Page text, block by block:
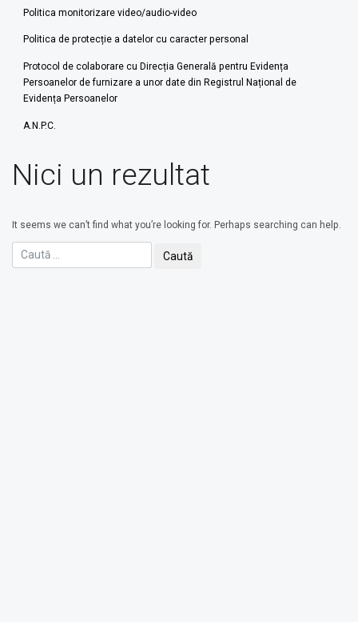
Politica monitorizare video/audio-video
Politica de protecție a datelor cu caracter personal
Protocol de colaborare cu Direcția Generală pentru Evidența
Persoanelor de furnizare a unor date din Registrul Național de
Evidența Persoanelor
A.N.P.C.
Nici un rezultat
It seems we can’t find what you’re looking for. Perhaps searching can help.